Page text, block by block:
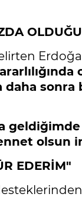
sonra
olsun
EDERİM"